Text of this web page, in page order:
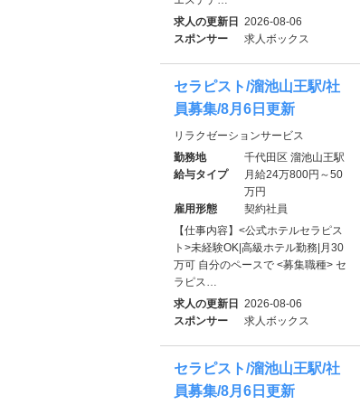
求人の更新日 2026-08-06
スポンサー
求人ボックス
セラピスト/溜池山王駅/社
員募集/8月6日更新
リラクゼーションサービス
勤務地
千代田区 溜池山王駅
給与タイプ
月給24万800円～50
万円
雇用形態
契約社員
【仕事内容】<公式ホテルセラピス
ト>未経験OK|高級ホテル勤務|月30
万可 自分のペースで <募集職種> セ
ラピス…
求人の更新日 2026-08-06
スポンサー
求人ボックス
セラピスト/溜池山王駅/社
員募集/8月6日更新